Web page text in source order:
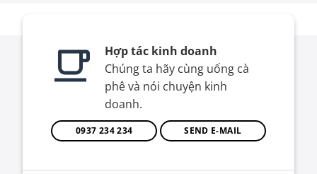
Hợp tác kinh doanh
Chúng ta hãy cùng uống cà
phê và nói chuyện kinh
doanh.
0937 234 234 SEND E-MAIL